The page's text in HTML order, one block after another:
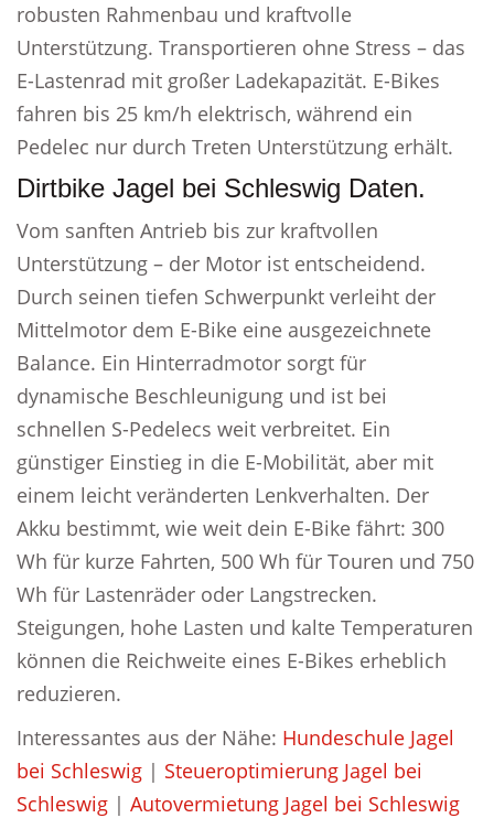
robusten Rahmenbau und kraftvolle
Unterstützung. Transportieren ohne Stress – das
E-Lastenrad mit großer Ladekapazität. E-Bikes
fahren bis 25 km/h elektrisch, während ein
Pedelec nur durch Treten Unterstützung erhält.
Dirtbike Jagel bei Schleswig Daten.
Vom sanften Antrieb bis zur kraftvollen
Unterstützung – der Motor ist entscheidend.
Durch seinen tiefen Schwerpunkt verleiht der
Mittelmotor dem E-Bike eine ausgezeichnete
Balance. Ein Hinterradmotor sorgt für
dynamische Beschleunigung und ist bei
schnellen S-Pedelecs weit verbreitet. Ein
günstiger Einstieg in die E-Mobilität, aber mit
einem leicht veränderten Lenkverhalten. Der
Akku bestimmt, wie weit dein E-Bike fährt: 300
Wh für kurze Fahrten, 500 Wh für Touren und 750
Wh für Lastenräder oder Langstrecken.
Steigungen, hohe Lasten und kalte Temperaturen
können die Reichweite eines E-Bikes erheblich
reduzieren.
Interessantes aus der Nähe: Hundeschule Jagel
bei Schleswig | Steueroptimierung Jagel bei
Schleswig | Autovermietung Jagel bei Schleswig